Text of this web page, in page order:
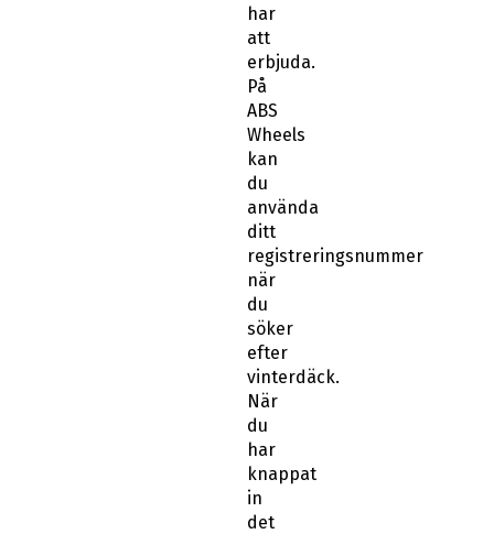
har
att
erbjuda.
På
ABS
Wheels
kan
du
använda
ditt
registreringsnummer
när
du
söker
efter
vinterdäck.
När
du
har
knappat
in
det